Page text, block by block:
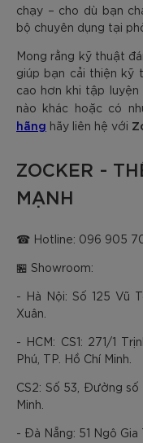
chạy – cho dù bạn
bộ chuyên dụng tại
Mong rằng kỹ thuật
giúp bạn cải thiện kỹ
cao hơn khi tập
nào khác hoặc có
hãng hãy liên hệ với
ZOCKER -
MẠNH
☎ Hotline: 096 905
🏪 Showroom:
- Hà Nội: Số 125 Vũ
Xuân.
- HCM: CS1: 271/1
Phú, TP. Hồ Chí Minh.
CS2: Số 53, Đường số
Minh.
- Đà Nẵng: 51 Ngô Gia